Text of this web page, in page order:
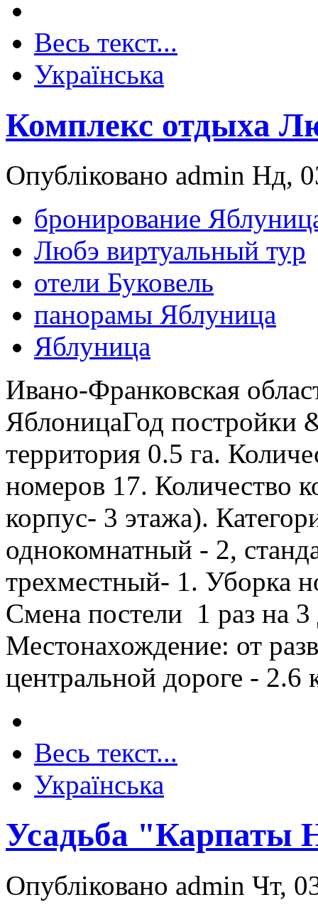
Весь текст...
Українська
Комплекс отдыха
Опубліковано admin Нд,
бронирование
Любэ виртуальный тур
отели Буковель
панорамы Яблуница
Яблуница
Ивано-Франковская
ЯблоницаГод постройки
территория 0.5 га.
номеров 17. Количество
корпус- 3 этажа).
однокомнатный - 2,
трехместный- 1. Уборка
Смена постели 1 раз на
Местонахождение: от
центральной дороге - 2.6
Весь текст...
Українська
Усадьба "Карпаты
Опубліковано admin Чт,